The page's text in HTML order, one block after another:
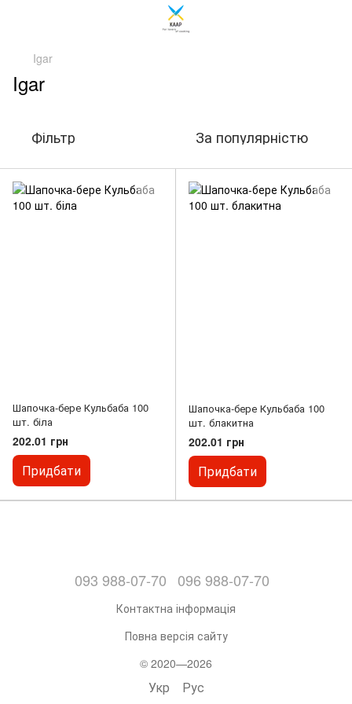
Igar
Igar
Фільтр За популярністю
Шапочка-бере Кульбаба 100
шт. біла
202.01 грн
Придбати
Шапочка-бере Кульбаба 100
шт. блакитна
202.01 грн
Придбати
093 988-07-70 096 988-07-70
Контактна інформація
Повна версія сайту
© 2020—2026
Укр Рус